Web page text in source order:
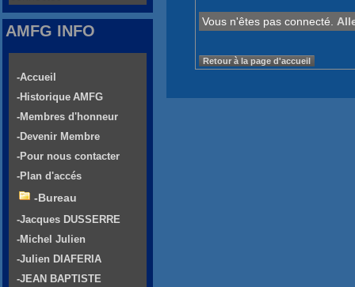
Vous n'êtes pas connecté.
Retour à la page d'accueil
AMFG INFO
-Accueil
-Historique AMFG
-Membres d'honneur
-Devenir Membre
-Pour nous contacter
-Plan d'accés
-Bureau
-Jacques DUSSERRE
-Michel Julien
-Julien DIAFERIA
-JEAN BAPTISTE